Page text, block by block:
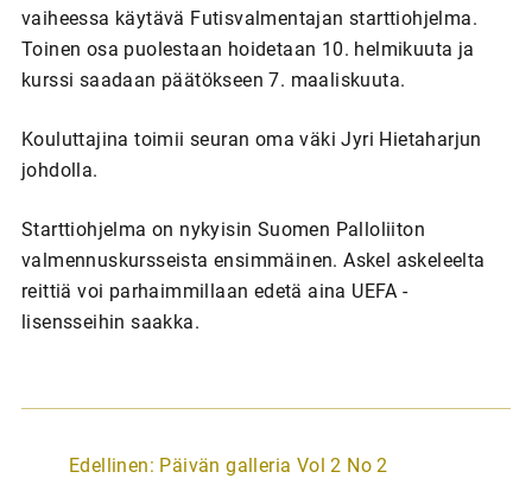
vaiheessa käytävä Futisvalmentajan starttiohjelma.
Toinen osa puolestaan hoidetaan 10. helmikuuta ja
kurssi saadaan päätökseen 7. maaliskuuta.
Kouluttajina toimii seuran oma väki Jyri Hietaharjun
johdolla.
Starttiohjelma on nykyisin Suomen Palloliiton
valmennuskursseista ensimmäinen. Askel askeleelta
reittiä voi parhaimmillaan edetä aina UEFA -
lisensseihin saakka.
A
Edellinen: Päivän galleria Vol 2 No 2